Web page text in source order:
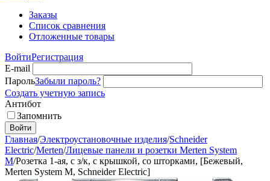
Заказы
Список сравнения
Отложенные товары
ВойтиРегистрация
E-mail
ПарольЗабыли пароль?
Создать учетную запись
Антибот
Запомнить
Войти
Главная/Электроустановочные изделия/Schneider
Electric/Merten/Лицевые панели и розетки Merten System
M/Розетка 1-ая, с з/к, с крышкой, со шторками, [Бежевый,
Merten System M, Schneider Electric]